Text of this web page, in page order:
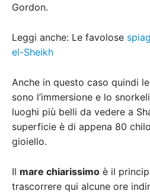
Gordon.
Leggi anche: Le favolose
el-Sheikh
Anche in questo caso quindi
sono l’immersione e lo
luoghi più belli da vedere a
superficie è di appena 80
gioiello.
Il mare chiarissimo è il
trascorrere qui alcune ore